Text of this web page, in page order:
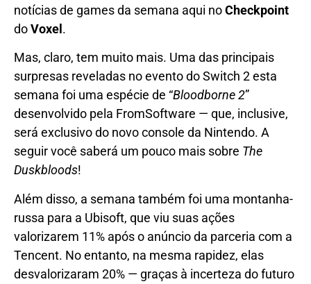
notícias de games da semana aqui noCheckpoint
doVoxel .
Mas, claro, tem muito mais. Uma das principais
surpresas reveladas no evento do Switch 2 esta
semana foi uma espécie de “Bloodborne 2”
desenvolvido pela FromSoftware — que, inclusive,
será exclusivo do novo console da Nintendo. A
seguir você saberá um pouco mais sobre The
Duskbloods!
Além disso, a semana também foi uma montanha-
russa para a Ubisoft, que viu suas ações
valorizarem 11% após o anúncio da parceria com a
Tencent. No entanto, na mesma rapidez, elas
desvalorizaram 20% — graças à incerteza do futuro